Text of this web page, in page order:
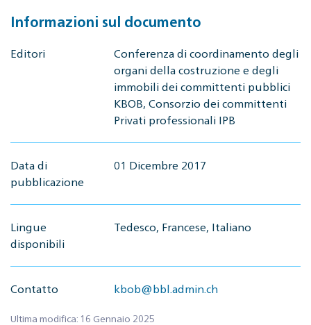
Informazioni sul documento
Editori
Conferenza di coordinamento degli
organi della costruzione e degli
immobili dei committenti pubblici
KBOB, Consorzio dei committenti
Privati professionali IPB
Data di
pubblicazione
01 Dicembre 2017
Lingue
disponibili
Tedesco, Francese, Italiano
Contatto kbob@bbl.admin.ch
Ultima modifica: 16 Gennaio 2025